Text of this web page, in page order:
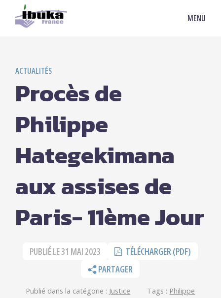
MENU
ACTUALITÉS
Procès de
Philippe
Hategekimana
aux assises de
Paris- 11ème Jour
PUBLIÉ LE31 MAI 2023
TÉLÉCHARGER (PDF)
PARTAGER
Publié dans la catégorie : Justice Tags : Philippe